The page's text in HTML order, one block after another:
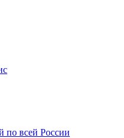
по всей России